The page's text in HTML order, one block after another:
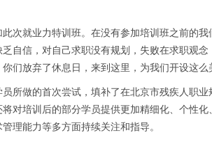
就业力特训班。在没有参加培训班之前的我
自信，对自己求职没有规划，失败在求职观
们放弃了休息日，来到这里，为我们开设这
做的首次尝试，填补了在北京市残疾人职业
对培训后的部分学员提供更加精细化、个性
理能力等多方面持续关注和指导。